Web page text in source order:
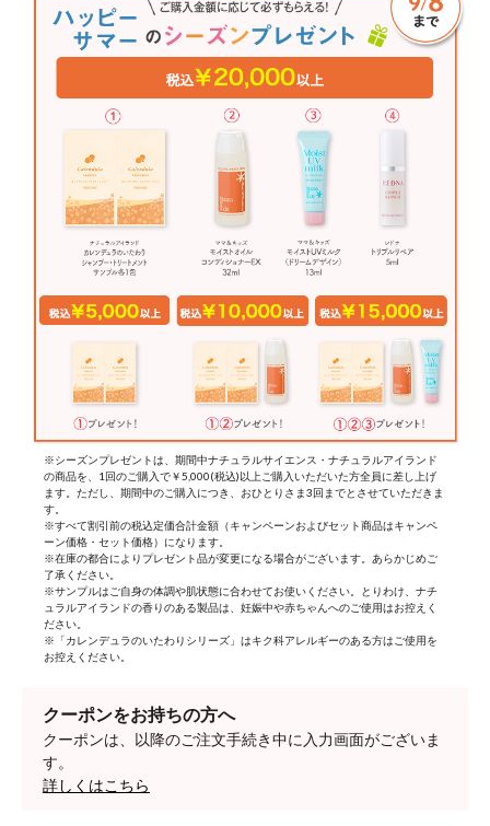
※シーズンプレゼントは、期間中ナチュラルサイエンス・ナチュラルアイランド
の商品を、1回のご購入で￥5,000(税込)以上ご購入いただいた方全員に差し上げ
ます。ただし、期間中のご購入につき、おひとりさま3回までとさせていただきま
す。
※すべて割引前の税込定価合計金額（キャンペーンおよびセット商品はキャンペ
ーン価格・セット価格）になります。
※在庫の都合によりプレゼント品が変更になる場合がございます。あらかじめご
了承ください。
※サンプルはご自身の体調や肌状態に合わせてお使いください。とりわけ、ナチ
ュラルアイランドの香りのある製品は、妊娠中や赤ちゃんへのご使用はお控えく
ださい。
※「カレンデュラのいたわりシリーズ」はキク科アレルギーのある方はご使用を
お控えください。
クーポンをお持ちの方へ
クーポンは、以降のご注文手続き中に入力画面がございま
す。
詳しくはこちら